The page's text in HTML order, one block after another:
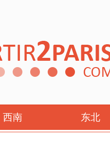
西南 东北
日